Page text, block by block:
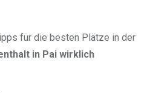
für die besten Plätze in der
in Pai wirklich